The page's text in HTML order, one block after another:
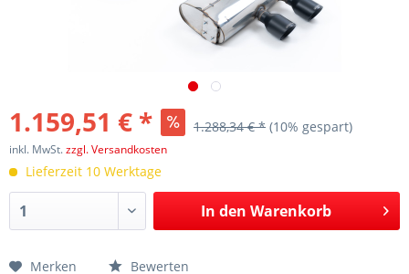
1.159,51 € * 1.288,34 € * (10% gespart)
inkl. MwSt.zzgl. Versandkosten
Lieferzeit 10 Werktage
In den Warenkorb
Merken Bewerten